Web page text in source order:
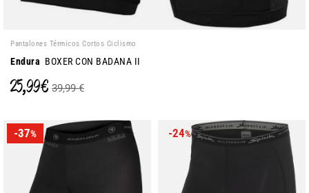
Pantalones Térmicos Cortos Ciclismo
Endura BOXER CON BADANA II
25,99 € 39,99 €
-37% -24%